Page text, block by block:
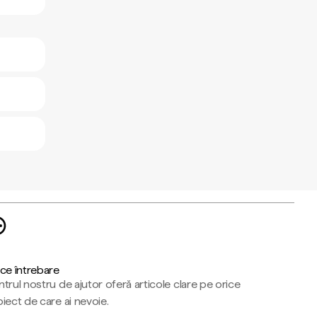
întrebare
nostru de ajutor oferă articole clare pe orice
de care ai nevoie.